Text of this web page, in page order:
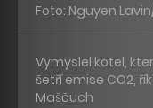
Foto: Nguyen
Vymyslel kotel,
šetří emise CO2,
Maščuch